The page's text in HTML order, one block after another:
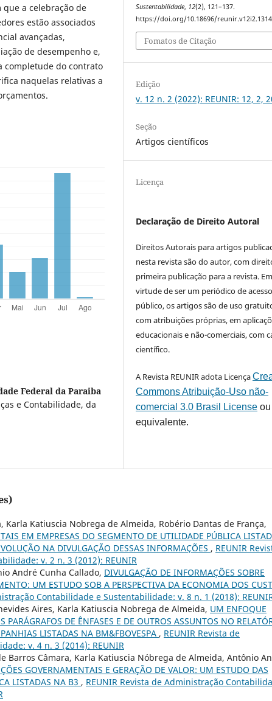
a celebração de
estão associados
avançadas,
de desempenho e,
completude do contrato
naquelas relativas a
Federal da Paraiba
e Contabilidade, da
Sustentabilidade, 12(2), 121–137.
https://doi.org/10.18696/reunir.v12i2.1314
Fomatos de Citação
Edição
v. 12 n. 2 (2022): REUNIR: 12, 2,
Seção
Artigos científicos
Licença
Declaração de Direito Autoral
Direitos Autorais para artigos
nesta revista são do autor, com
primeira publicação para a revista. Em
virtude de ser um periódico de acesso
público, os artigos são de uso
com atribuições próprias, em
educacionais e não-comerciais, com
científico.
A Revista REUNIR adota Licença
Commons Atribuição-Uso não-
comercial 3.0 Brasil License
equivalente.
Karla Katiuscia Nobrega de Almeida, Robério Dantas de França,
EM EMPRESAS DO SEGMENTO DE UTILIDADE PÚBLICA
NA DIVULGAÇÃO DESSAS INFORMAÇÕES , REUNIR
v. 2 n. 3 (2012): REUNIR
André Cunha Callado, DIVULGAÇÃO DE INFORMAÇÕES SOBRE
UM ESTUDO SOB A PERSPECTIVA DA ECONOMIA DOS
Contabilidade e Sustentabilidade: v. 8 n. 1 (2018):
Aires, Karla Katiuscia Nobrega de Almeida, UM ENFOQUE
DE ÊNFASES E DE OUTROS ASSUNTOS NO
LISTADAS NA BM&FBOVESPA , REUNIR Revista de
v. 4 n. 3 (2014): REUNIR
Barros Câmara, Karla Katiuscia Nóbrega de Almeida, Antônio
GOVERNAMENTAIS E GERAÇÃO DE VALOR: UM ESTUDO DAS
LISTADAS NA B3 , REUNIR Revista de Administração